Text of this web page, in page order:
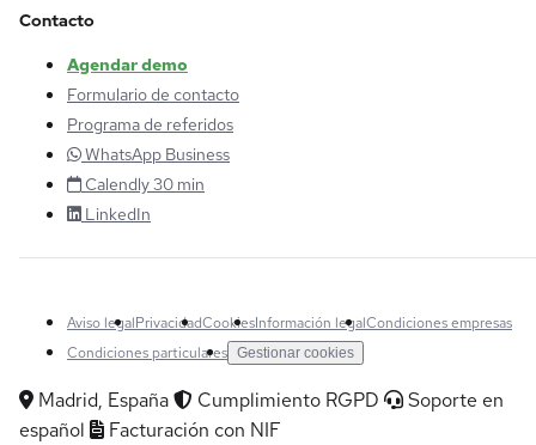
Contacto
Agendar demo
Formulario de contacto
Programa de referidos
WhatsApp Business
Calendly 30 min
LinkedIn
Aviso legalPrivacidadCookiesInformación legalCondiciones empresas
Condiciones particulares Gestionar cookies
Madrid, España Cumplimiento RGPD
Soporte en
español
Facturación con NIF